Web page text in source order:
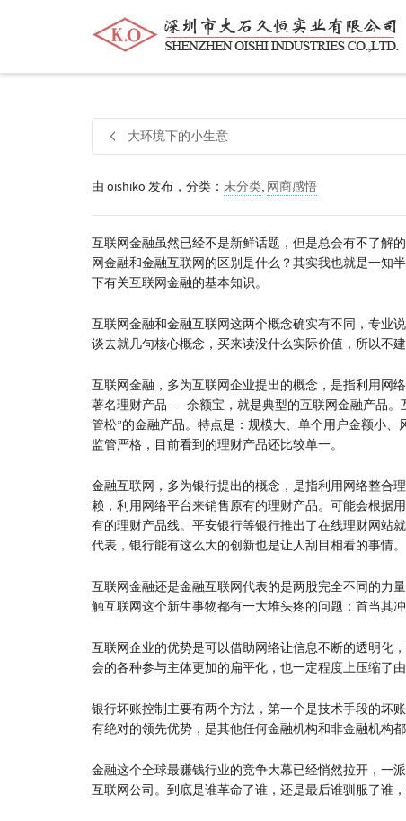
帮我查找新的衬衫尺码中号价格介
大环境下的小生意
由 oishiko 发布，分类： 未分类, 网商感悟
互联网金融虽然已经不是新鲜话题，但是总会有不了解
网金融和金融互联网的区别是什么？其实我也就是一知
下有关互联网金融的基本知识。
互联网金融和金融互联网这两个概念确实有不同，专业
谈去就几句核心概念，买来读没什么实际价值，所以不
互联网金融，多为互联网企业提出的概念，是指利用网
著名理财产品——余额宝，就是典型的互联网金融产品。
管松”的金融产品。特点是：规模大、单个用户金额小
监管严格，目前看到的理财产品还比较单一。
金融互联网，多为银行提出的概念，是指利用网络整合
赖，利用网络平台来销售原有的理财产品。可能会根据
有的理财产品线。平安银行等银行推出了在线理财网站
代表，银行能有这么大的创新也是让人刮目相看的事情。
互联网金融还是金融互联网代表的是两股完全不同的力
触互联网这个新生事物都有一大堆头疼的问题：首当其
互联网企业的优势是可以借助网络让信息不断的透明化
会的各种参与主体更加的扁平化，也一定程度上压缩了
银行坏账控制主要有两个方法，第一个是技术手段的坏
有绝对的领先优势，是其他任何金融机构和非金融机构都
金融这个全球最赚钱行业的竞争大幕已经悄然拉开，一
互联网公司。到底是谁革命了谁，还是最后谁驯服了谁，